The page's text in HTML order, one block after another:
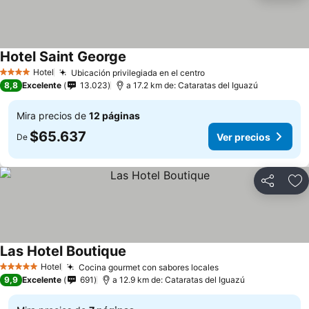
4 EstrellasHotel Ubicación privilegiada en el centro
Hotel Saint George
8,8 Excelente 13.023 a 17.2 km de: Cataratas del Iguazú
Mira precios de 12 páginas
De $65.637 Ver precios
Compartir
5 Estrellas Hotel Cocina gourmet con sabores locales
Las Hotel Boutique
9,9 Excelente 691 a 12.9 km de: Cataratas del Iguazú